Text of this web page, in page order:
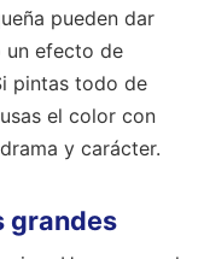
pueden dar
un efecto de
pintas todo de
el color con
y carácter.
grandes